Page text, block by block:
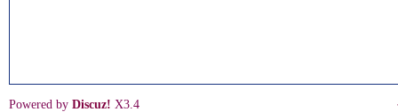
Powered by Discuz! X3.4